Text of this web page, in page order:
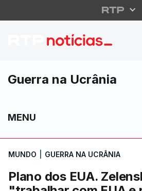
Plano dos
Guerra na Ucrânia
MENU
MUNDO GUERRA NA UCRÂNIA
Plano dos EUA.